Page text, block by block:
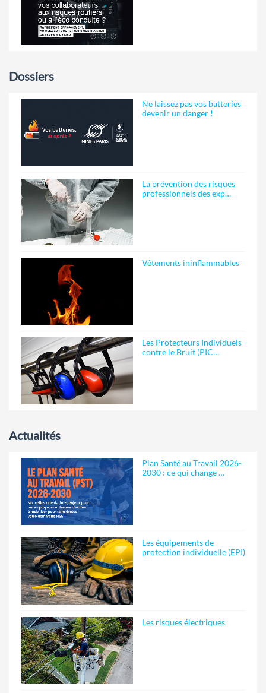
Dossiers
Ne laissez pas vos batteries
devenir un danger !
La prévention des risques
professionnels des exp…
Vêtements ininflammables
Les Protecteurs Individuels
contre le Bruit (PIC…
Actualités
Plan Santé au Travail 2026-
2030 : ce qui change …
Les équipements de
protection individuelle (EPI)
Les risques électriques